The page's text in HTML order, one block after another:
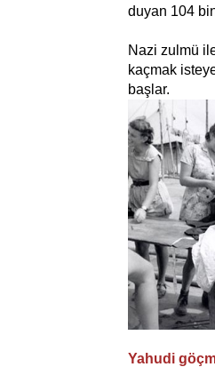
duyan 104
Nazi zulmü
kaçmak
başlar.
Yahudi